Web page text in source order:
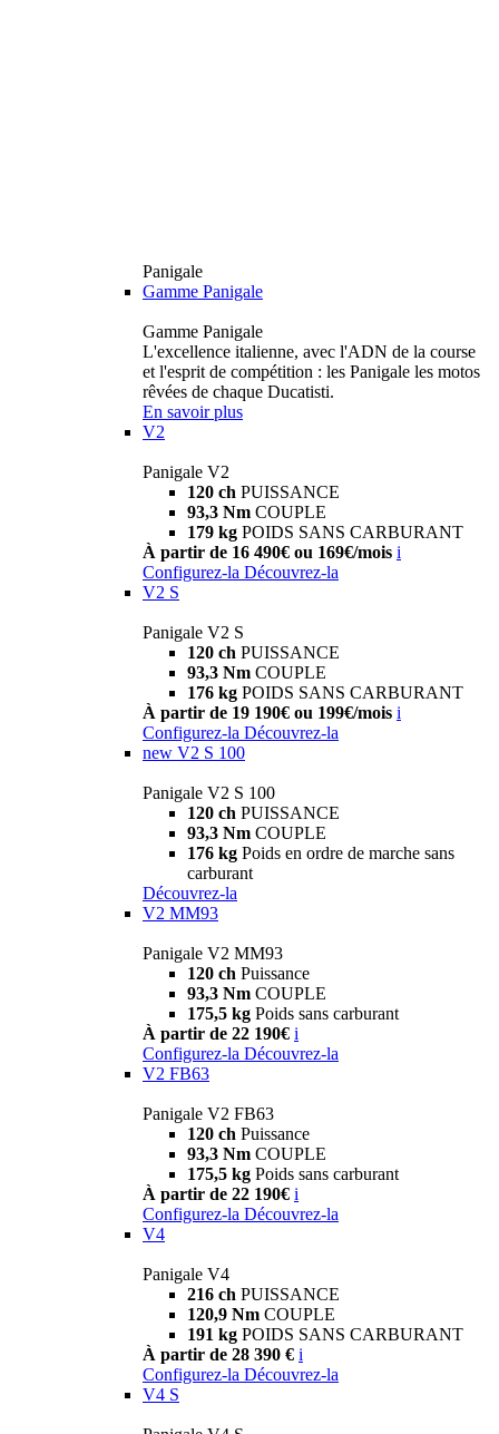
Panigale
Gamme Panigale
Gamme Panigale
L'excellence italienne, avec l'ADN de la course
et l'esprit de compétition : les Panigale les motos
rêvées de chaque Ducatisti.
En savoir plus
V2
Panigale V2
120 ch PUISSANCE
93,3 Nm COUPLE
179 kg POIDS SANS CARBURANT
À partir de 16 490€ ou 169€/mois i
Configurez-la Découvrez-la
V2 S
Panigale V2 S
120 ch PUISSANCE
93,3 Nm COUPLE
176 kg POIDS SANS CARBURANT
À partir de 19 190€ ou 199€/mois i
Configurez-la Découvrez-la
new V2 S 100
Panigale V2 S 100
120 ch PUISSANCE
93,3 Nm COUPLE
176 kg Poids en ordre de marche sans
carburant
Découvrez-la
V2 MM93
Panigale V2 MM93
120 ch Puissance
93,3 Nm COUPLE
175,5 kg Poids sans carburant
À partir de 22 190€ i
Configurez-la Découvrez-la
V2 FB63
Panigale V2 FB63
120 ch Puissance
93,3 Nm COUPLE
175,5 kg Poids sans carburant
À partir de 22 190€ i
Configurez-la Découvrez-la
V4
Panigale V4
216 ch PUISSANCE
120,9 Nm COUPLE
191 kg POIDS SANS CARBURANT
À partir de 28 390 € i
Configurez-la Découvrez-la
V4 S